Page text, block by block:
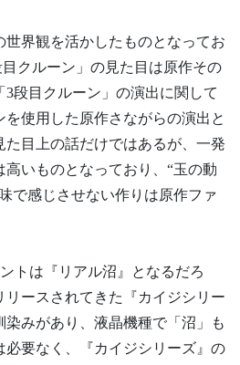
界観を活かしたものとなってお
クルーン」の見た目は原作その
3段目クルーン」の演出に関して
使用した原作さながらの演出と
た目上の話だけではあるが、一発
いものとなっており、“玉の動
で感じさせない作りは原作ファ
トは『リアル沼』となるだろ
リースされてきた『カイジシリー
染みがあり、液晶機種で「沼」も
必要なく、『カイジシリーズ』の